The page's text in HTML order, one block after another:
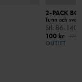
2-PACK
Tunn och sval
Stl: 86-140
100 kr
OUTLET